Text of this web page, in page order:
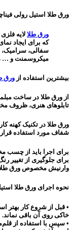
ورق طلا استیل رولی فیناچی
ورق طلا لایه
که برای ایجاد
سفالی، سرامیک،
میکروسمنت و …
بیشترین استفاده از ورق
از ورق طلا در ساخت
تابلوهای هنری، ظروف
ورق طلا در تکنیک کهنه
شفاف مورد استفاده
برای اجرا باید از
برای جلوگیری از تغییر
وارنیش مخصوص ورق طلا،
نحوه اجرای ورق طلا
• قبل از شروع کار بهتر
خاکی روی آن باقی نماند.
• سپس با استفاده از